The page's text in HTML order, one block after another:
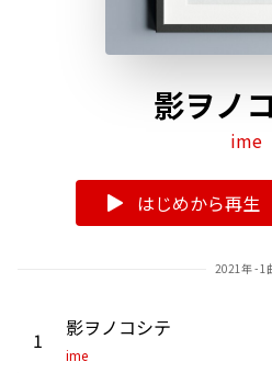
影ヲノ
ime
はじめから再生
2021年 - 1
1 影ヲノコシテ
ime